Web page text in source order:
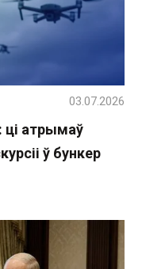
ці атрымаў
ў бункер
03.07.2026